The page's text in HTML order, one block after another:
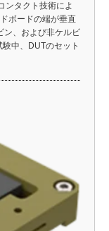
ンタクト技術によ
ボードの端が垂直
ン、および非ケルビ
中、DUTのセット